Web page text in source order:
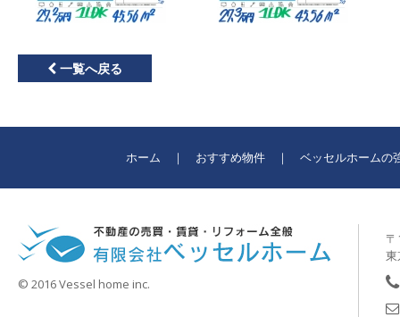
一覧へ戻る
ホーム おすすめ物件 ベッセルホームの
© 2016 Vessel home inc.